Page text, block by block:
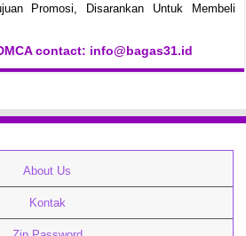
Promosi, Disarankan Untuk Membeli
contact: info@bagas31.id
About Us
Kontak